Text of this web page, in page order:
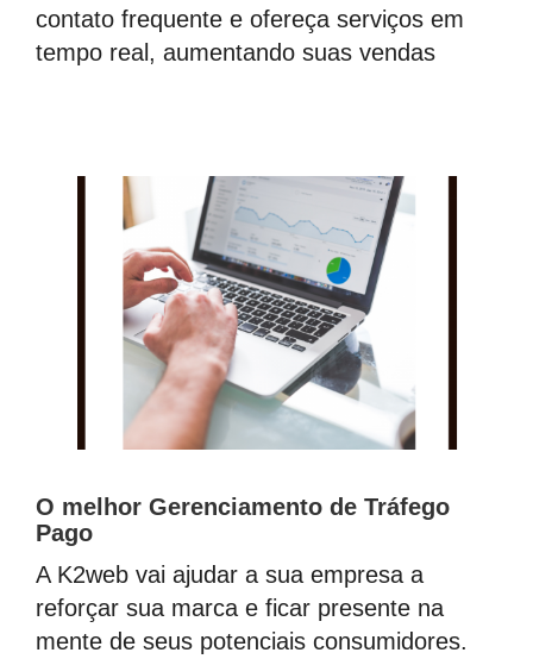
contato frequente e ofereça serviços em
tempo real, aumentando suas vendas
O melhor Gerenciamento de Tráfego
Pago
A K2web vai ajudar a sua empresa a
reforçar sua marca e ficar presente na
mente de seus potenciais consumidores.